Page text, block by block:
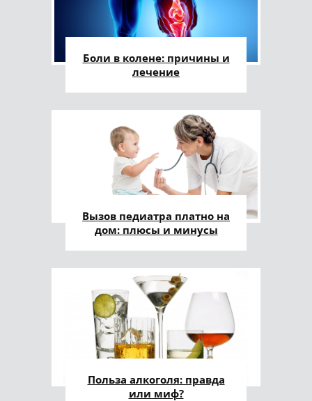
Боли в колене: причины и
лечение
Вызов педиатра платно на
дом: плюсы и минусы
Польза алкоголя: правда
или миф?